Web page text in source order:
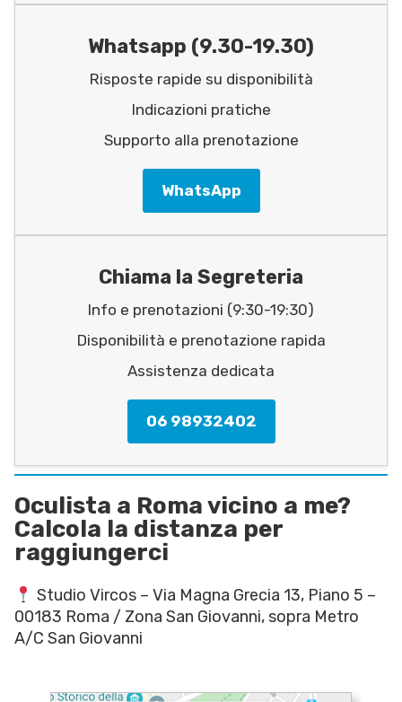
Whatsapp (9.30-19.30)
Risposte rapide su disponibilità
Indicazioni pratiche
Supporto alla prenotazione
WhatsApp
Chiama la Segreteria
Info e prenotazioni (9:30-19:30)
Disponibilità e prenotazione rapida
Assistenza dedicata
06 98932402
Oculista a Roma vicino a me?
Calcola la distanza per
raggiungerci
Studio Vircos – Via Magna Grecia 13, Piano 5 –
00183 Roma / Zona San Giovanni, sopra Metro
A/C San Giovanni